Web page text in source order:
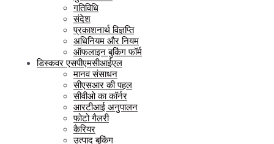
गतिविधि
संदेश
प्रकाशनार्थ विज्ञप्ति
अधिनियम और नियम
ऑफलाइन बुकिंग फॉर्म
डिस्कवर एसपीएमसीआईएल
मानव संसाधन
सीएसआर की पहल
सीवीओ का कॉर्नर
आरटीआई अनुपालन
फोटो गैलरी
कैरियर
उत्पाद बुकिंग